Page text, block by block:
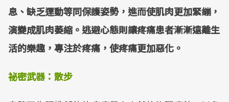
息、缺乏運動等同保護姿勢，進而使肌肉更加緊繃，
演變成肌肉萎縮。逃避心態則讓疼痛患者漸漸遠離生
活的樂趣，專注於疼痛，使疼痛更加惡化。
祕密武器：散步